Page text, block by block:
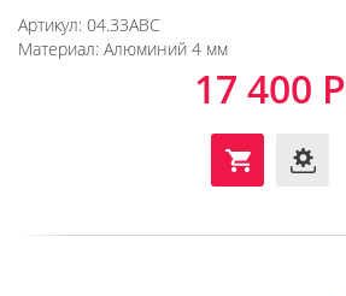
Артикул: 04.33ABC
Материал: Алюминий 4 мм
17 400 Р